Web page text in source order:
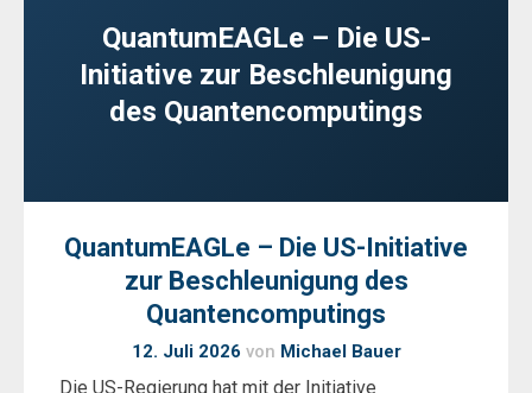
QuantumEAGLe – Die US-
Initiative zur Beschleunigung
des Quantencomputings
QuantumEAGLe – Die US-Initiative
zur Beschleunigung des
Quantencomputings
12. Juli 2026 von Michael Bauer
Die US-Regierung hat mit der Initiative